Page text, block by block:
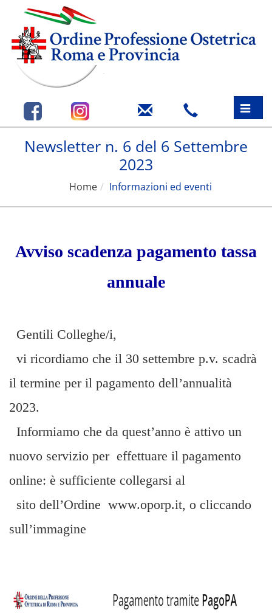
Toggle
Newsletter n. 6 del 6 Settembre
2023
Home Informazioni ed eventi
Avviso scadenza pagamento tassa
annuale
Gentili Colleghe/i,
vi ricordiamo che il 30 settembre p.v. scadrà
il termine per il pagamento dell’annualità
2023.
Informiamo che da quest’anno è attivo un
nuovo servizio per effettuare il pagamento
online: è sufficiente collegarsi al
sito dell’Ordine www.oporp.it, o cliccando
sull’immagine